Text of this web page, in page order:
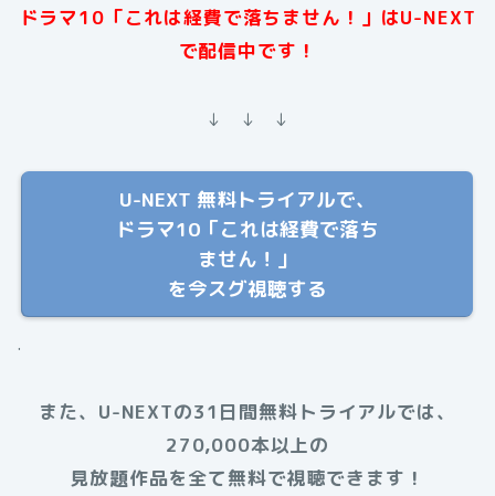
ドラマ10「これは経費で落ちません！」はU-NEXT
で配信中です！
↓ ↓ ↓
U-NEXT 無料トライアルで、
ドラマ10「これは経費で落ち
ません！」
を今スグ視聴する
.
また、U-NEXTの31日間無料トライアルでは、
270,000本以上の
見放題作品を全て無料で視聴できます！